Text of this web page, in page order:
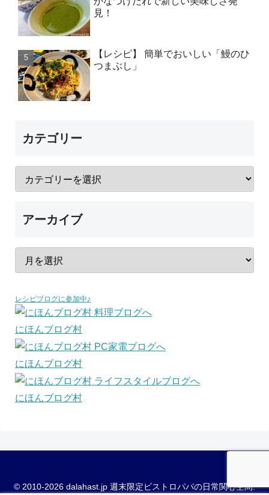
見！
【レシピ】 簡単でおいしい「鰻のひ
つまぶし」
カテゴリー
アーカイブ
レシピブログに参加中♪
にほんブログ村
にほんブログ村
にほんブログ村
© 2010-2026 dalahast.jp 週末限定ビストロパパの日常関心空間.